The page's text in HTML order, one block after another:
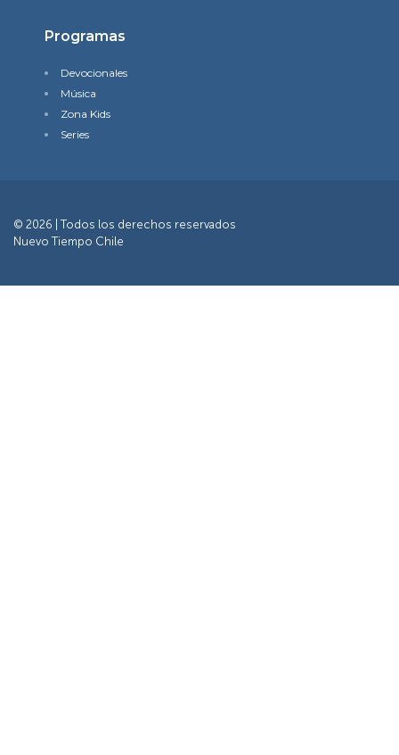
Programas
Devocionales
Música
Zona Kids
Series
© 2026 | Todos los derechos reservados
Nuevo Tiempo Chile